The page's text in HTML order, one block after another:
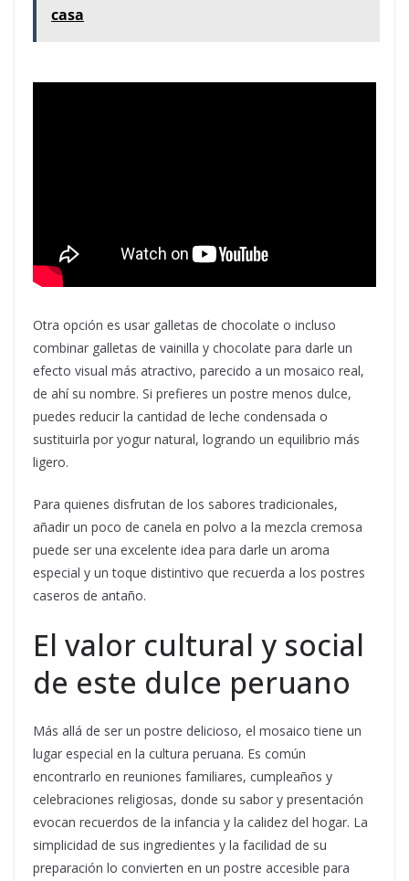
casa
Otra opción es usar galletas de chocolate o incluso
combinar galletas de vainilla y chocolate para darle un
efecto visual más atractivo, parecido a un mosaico real,
de ahí su nombre. Si prefieres un postre menos dulce,
puedes reducir la cantidad de leche condensada o
sustituirla por yogur natural, logrando un equilibrio más
ligero.
Para quienes disfrutan de los sabores tradicionales,
añadir un poco de canela en polvo a la mezcla cremosa
puede ser una excelente idea para darle un aroma
especial y un toque distintivo que recuerda a los postres
caseros de antaño.
El valor cultural y social
de este dulce peruano
Más allá de ser un postre delicioso, el mosaico tiene un
lugar especial en la cultura peruana. Es común
encontrarlo en reuniones familiares, cumpleaños y
celebraciones religiosas, donde su sabor y presentación
evocan recuerdos de la infancia y la calidez del hogar. La
simplicidad de sus ingredientes y la facilidad de su
preparación lo convierten en un postre accesible para